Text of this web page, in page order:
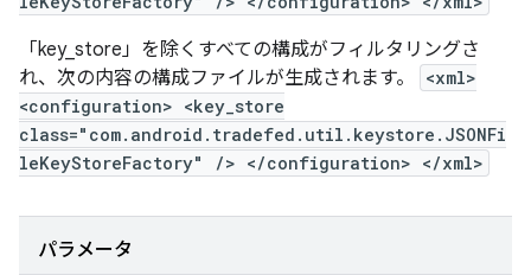
「key_store」を除くすべての構成がフィルタリングさ
れ、次の内容の構成ファイルが生成されます。
<xml>
<configuration> <key_store
class="com.android.tradefed.util.keystore.JSONFi
leKeyStoreFactory" /> </configuration> </xml>
パラメータ